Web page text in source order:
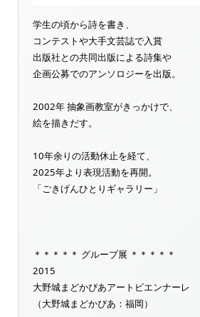
学生の頃から詩を書き、
コンテストや大手文芸誌で入賞
出版社との共同出版による詩集や
企画公募でのアンソロジーを出版。
2002年 抽象画教室がきっかけで、
絵を描きだす。
10年余りの活動休止を経て、
2025年より表現活動を再開。
「ごきげんひとりギャラリー」
＊＊＊＊＊ グループ展 ＊＊＊＊＊
2015
大野城まどかぴあアートビエンナーレ
（大野城まどかぴあ：福岡）